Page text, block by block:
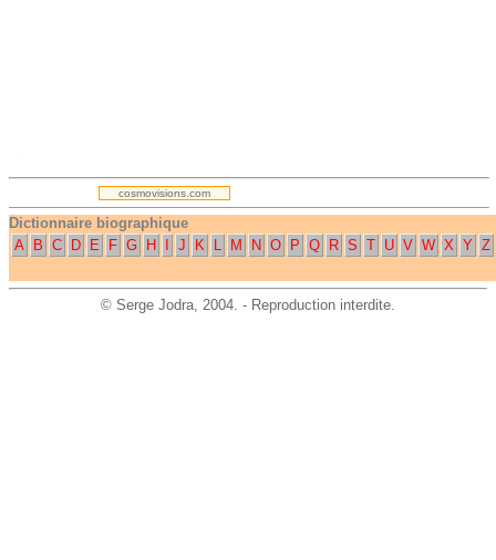
.
cosmovisions.com
Dictionnaire biographique
A
B C D E F G H J K L M N O P Q R S T U V W X Y Z
© Serge Jodra, 2004. - Reproduction interdite.